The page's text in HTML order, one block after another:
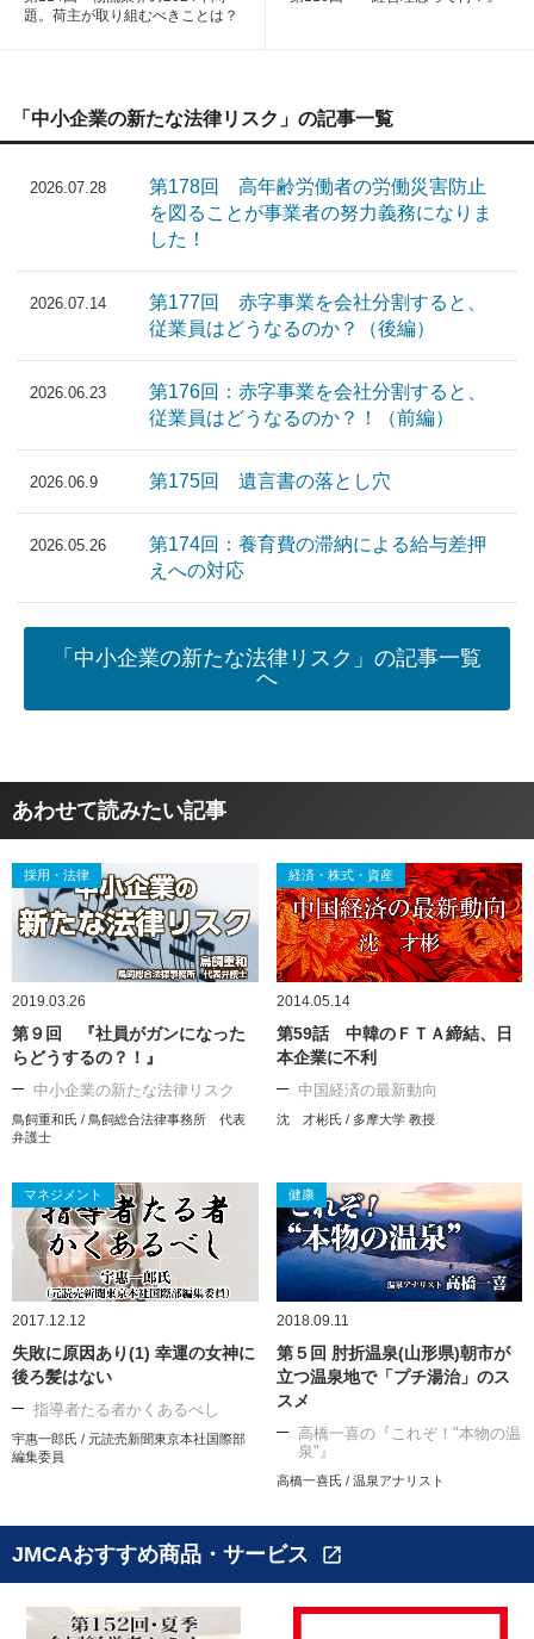
題。荷主が取り組むべきことは？
「中小企業の新たな法律リスク」の記事一覧
2026.07.28
第178回 高年齢労働者の労働災害防止
を図ることが事業者の努力義務になりま
した！
2026.07.14
第177回 赤字事業を会社分割すると、
従業員はどうなるのか？（後編）
2026.06.23
第176回：赤字事業を会社分割すると、
従業員はどうなるのか？！（前編）
2026.06.9 第175回 遺言書の落とし穴
2026.05.26
第174回：養育費の滞納による給与差押
えへの対応
「中小企業の新たな法律リスク」の記事一覧
へ
あわせて読みたい記事
採用・法律
2019.03.26
第９回 『社員がガンになった
らどうするの？！』
中小企業の新たな法律リスク
鳥飼重和氏 / 鳥飼総合法律事務所 代表
弁護士
経済・株式・資産
2014.05.14
第59話 中韓のＦＴＡ締結、日
本企業に不利
中国経済の最新動向
沈 才彬氏 / 多摩大学 教授
マネジメント
2017.12.12
失敗に原因あり(1) 幸運の女神に
後ろ髪はない
指導者たる者かくあるべし
宇惠一郎氏 / 元読売新聞東京本社国際部
編集委員
健康
2018.09.11
第５回 肘折温泉(山形県)朝市が
立つ温泉地で「プチ湯治」のス
スメ
高橋一喜の『これぞ！"本物の温
泉"』
高橋一喜氏 / 温泉アナリスト
JMCAおすすめ商品・サービス open_in_new